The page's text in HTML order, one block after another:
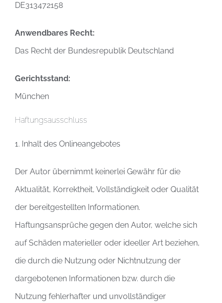
DE313472158
Anwendbares Recht:
Das Recht der Bundesrepublik Deutschland
Gerichtsstand:
München
Haftungsausschluss
1. Inhalt des Onlineangebotes
Der Autor übernimmt keinerlei Gewähr für die
Aktualität, Korrektheit, Vollständigkeit oder Qualität
der bereitgestellten Informationen.
Haftungsansprüche gegen den Autor, welche sich
auf Schäden materieller oder ideeller Art beziehen,
die durch die Nutzung oder Nichtnutzung der
dargebotenen Informationen bzw. durch die
Nutzung fehlerhafter und unvollständiger